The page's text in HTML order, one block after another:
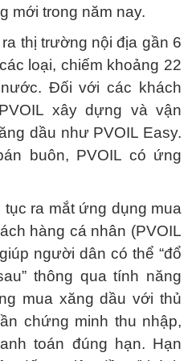
mới trong năm nay.
thị trường nội địa gần 6
loại, chiếm khoảng 22
Đối với các khách
xây dựng và vận
dầu như PVOIL Easy.
buôn, PVOIL có ứng
tục ra mắt ứng dụng mua
hàng cá nhân (PVOIL
người dân có thể “đổ
thông qua tính năng
mua xăng dầu với thủ
chứng minh thu nhập,
toán đúng hạn. Hạn